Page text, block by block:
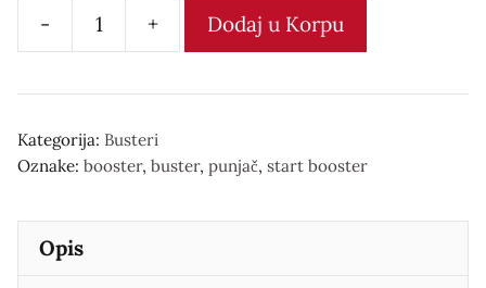
-
Start
X12
+ Dodaj u Korpu
Kategorija: Busteri
Oznake: booster, buster, punjač, start booster
Opis